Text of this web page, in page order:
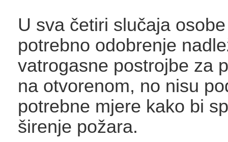
U sva četiri slučaja
potrebno odobrenje
vatrogasne postrojbe za
na otvorenom, no nisu
potrebne mjere kako bi
širenje požara.